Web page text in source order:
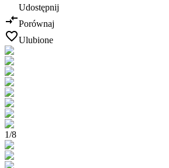
Udostępnij
Porównaj
Ulubione
1/8